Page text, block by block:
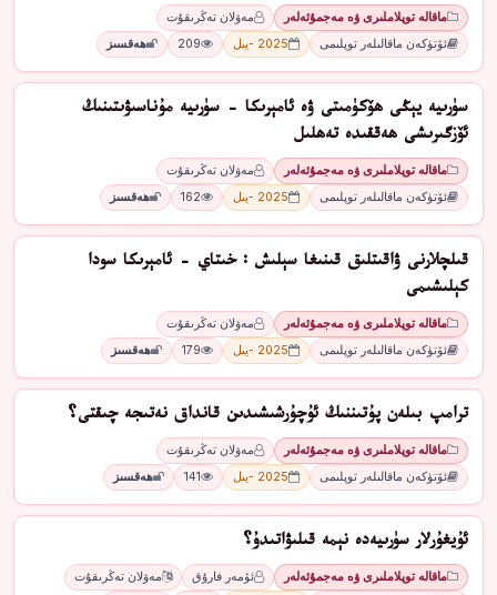
ماقالە توپلاملىرى ۋە مەجمۇئەلەر
مەۋلان تەڭرىقۇت
ئۆتۈكەن ماقالىلەر توپلىمى
2025 -يىل 209 ھەقسىز
سۈرىيە يېڭى ھۆكۈمىتى ۋە ئامېرىكا - سۈرىيە مۇناسىۋىتىنىڭ
ئۆزگىرىشى ھەققىدە تەھلىل
ماقالە توپلاملىرى ۋە مەجمۇئەلەر
مەۋلان تەڭرىقۇت
ئۆتۈكەن ماقالىلەر توپلىمى
2025 -يىل 162 ھەقسىز
قىلچلارنى ۋاقىتلىق قىنىغا سېلىش : خىتاي - ئامېرىكا سودا
كېلىشىمى
ماقالە توپلاملىرى ۋە مەجمۇئەلەر
مەۋلان تەڭرىقۇت
ئۆتۈكەن ماقالىلەر توپلىمى
2025 -يىل 179 ھەقسىز
ترامپ بىلەن پۇتىننىڭ ئۇچۇرشىشىدىن قانداق نەتىجە چىقتى؟
ماقالە توپلاملىرى ۋە مەجمۇئەلەر
مەۋلان تەڭرىقۇت
ئۆتۈكەن ماقالىلەر توپلىمى
2025 -يىل 141 ھەقسىز
ئۇيغۇرلار سۈرىيەدە نېمە قىلىۋاتىدۇ؟
ماقالە توپلاملىرى ۋە مەجمۇئەلەر ئۆمەر فارۇق
مەۋلان تەڭرىقۇت